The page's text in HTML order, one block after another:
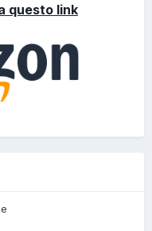
questo link